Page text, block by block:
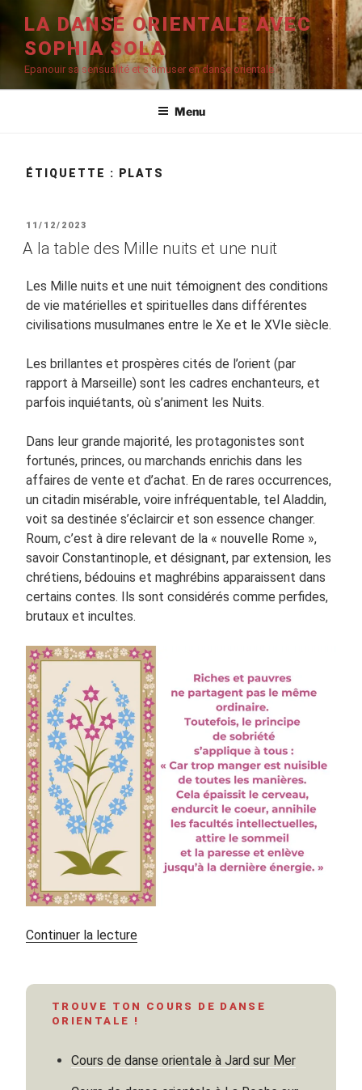
contenu
principal
LA DANSE ORIENTALE AVEC
SOPHIA SOLA
Epanouir sa sensualité et s'amuser en danse orientale
Menu
ÉTIQUETTE : PLATS
PUBLIÉ
LE
11/12/2023
A la table des Mille nuits et une nuit
Les Mille nuits et une nuit témoignent des conditions
de vie matérielles et spirituelles dans différentes
civilisations musulmanes entre le Xe et le XVIe siècle.
Les brillantes et prospères cités de l’orient (par
rapport à Marseille) sont les cadres enchanteurs, et
parfois inquiétants, où s’animent les Nuits.
Dans leur grande majorité, les protagonistes sont
fortunés, princes, ou marchands enrichis dans les
affaires de vente et d’achat. En de rares occurrences,
un citadin misérable, voire infréquentable, tel Aladdin,
voit sa destinée s’éclaircir et son essence changer.
Roum, c’est à dire relevant de la « nouvelle Rome »,
savoir Constantinople, et désignant, par extension, les
chrétiens, bédouins et maghrébins apparaissent dans
certains contes. Ils sont considérés comme perfides,
brutaux et incultes.
Continuer la lecturede
des
et
TROUVE TON COURS DE DANSE
ORIENTALE !
Cours de danse orientale à Jard sur Mer